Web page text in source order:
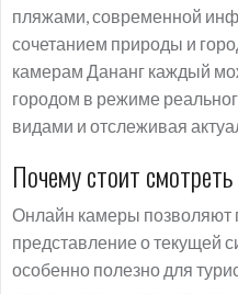
пляжами, современной
сочетанием природы и
камерам Дананг каждый
городом в режиме
видами и отслеживая
Почему стоит
Онлайн камеры позволяют
представление о текущей
особенно полезно для